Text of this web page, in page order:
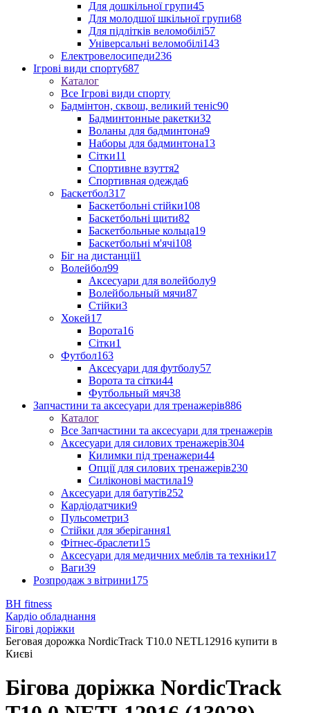
Для дошкільної групи45
Для молодшої шкільної групи68
Для підлітків веломобілі57
Універсальні веломобілі143
Електровелосипеди236
Ігрові види спорту687
Каталог
Все Ігрові види спорту
Бадмінтон, сквош, великий теніс90
Бадминтонные ракетки32
Воланы для бадминтона9
Наборы для бадминтона13
Сітки11
Спортивне взуття2
Спортивная одежда6
Баскетбол317
Баскетбольні стійки108
Баскетбольні щити82
Баскетбольные кольца19
Баскетбольні м'ячі108
Біг на дистанції1
Волейбол99
Аксесуари для волейболу9
Волейбольный мячи87
Стійки3
Хокей17
Ворота16
Сітки1
Футбол163
Аксесуари для футболу57
Ворота та сітки44
Футбольный мяч38
Запчастини та аксесуари для тренажерів886
Каталог
Все Запчастини та аксесуари для тренажерів
Аксесуари для силових тренажерів304
Килимки під тренажери44
Опції для силових тренажерів230
Силіконові мастила19
Аксесуари для батутів252
Кардіодатчики9
Пульсометри3
Стійки для зберігання1
Фітнес-браслети15
Аксесуари для медичних меблів та техніки17
Ваги39
Розпродаж з вітрини175
BH fitness
Кардіо обладнання
Бігові доріжки
Беговая дорожка NordicTrack T10.0 NETL12916 купити в
Києві
Бігова доріжка NordicTrack